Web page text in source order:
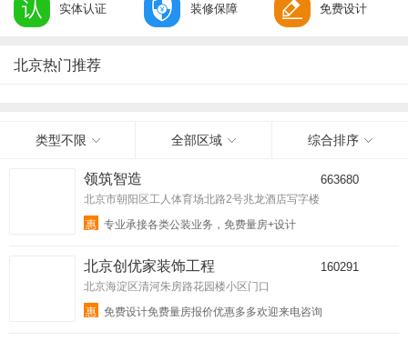
实体认证 装修保障 免费设计
北京热门推荐
类型不限 全部区域 综合排序
领筑智造 663680
北京市朝阳区工人体育场北路2号兆龙酒店写字楼
惠
专业承接各类公装业务，免费量房+设计
北京创优家装饰工程 160291
北京海淀区清河朱房路花园楼小区门口
惠
免费设计免费量房报价优惠多多欢迎来电咨询